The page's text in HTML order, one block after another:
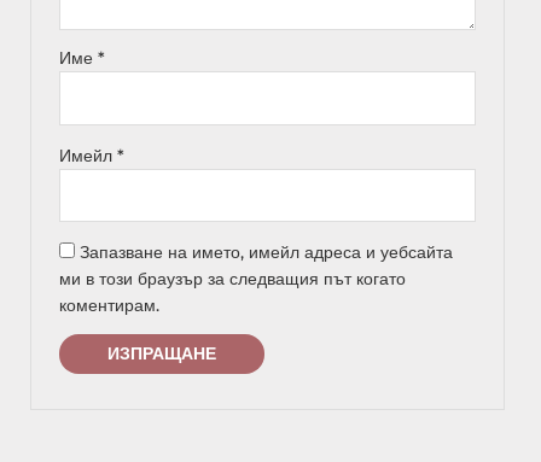
Име *
Имейл *
Запазване на името, имейл адреса и уебсайта
ми в този браузър за следващия път когато
коментирам.